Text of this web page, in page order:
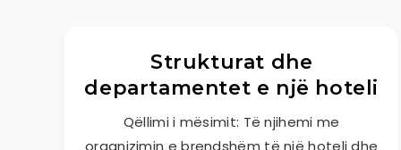
Strukturat dhe
departamentet e një hoteli
Qëllimi i mësimit: Të njihemi me
organizimin e brendshëm të një hoteli dhe